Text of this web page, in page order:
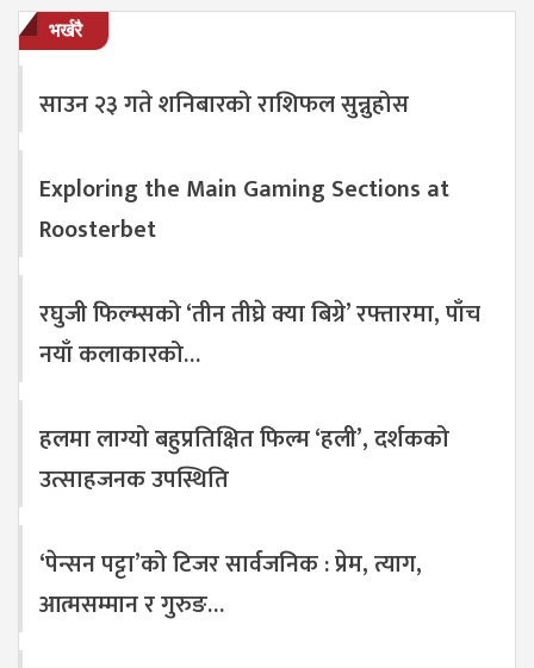
भर्खरै
साउन २३ गते शनिबारको राशिफल सुन्नुहोस
Exploring the Main Gaming Sections at
Roosterbet
रघुजी फिल्म्सको ‘तीन तीघ्रे क्या बिग्रे’ रफ्तारमा, पाँच
नयाँ कलाकारको…
हलमा लाग्यो बहुप्रतिक्षित फिल्म ‘हली’, दर्शकको
उत्साहजनक उपस्थिति
‘पेन्सन पट्टा’को टिजर सार्वजनिक : प्रेम, त्याग,
आत्मसम्मान र गुरुङ…